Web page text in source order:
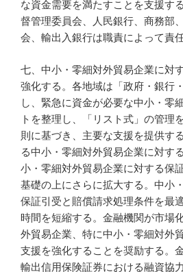
な資金需要を満たすことを支援す
督管理委員会、人民銀行、商務部
会、輸出入銀行は職責によって責
七、中小・零細対外貿易企業に対
強化する。各地域は「政府・銀行
し、緊急に資金が必要な中小・零
トを整理し、「リスト式」の管理
則に基づき、主要な支援を提供す
る中小・零細対外貿易企業に対す
小・零細対外貿易企業に対する保
基礎の上にさらに拡大する。中小
保証引受と賠償請求処理条件を最
時間を短縮する。金融機関が市場
外貿易企業、特に中小・零細対外
支援を強化することを奨励する。
輸出信用保険証券における融資協